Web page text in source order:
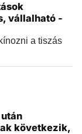
vállalható -
a tiszás
következik,